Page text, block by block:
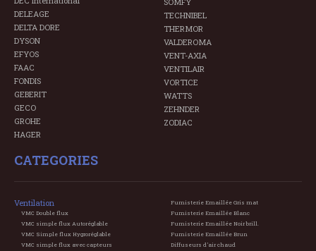
DELEAGE
DELTA DORE
DYSON
EFYOS
FAAC
FONDIS
GEBERIT
GECO
GROHE
HAGER
TECHNIBEL
THERMOR
VALDEROMA
VENT-AXIA
VENTILAIR
VORTICE
WATTS
ZEHNDER
ZODIAC
CATEGORIES
Ventilation
VMC Double flux
VMC simple flux Autoréglable
VMC Simple flux Hygroréglable
VMC simple flux avec capteurs
Fumisterie Emaillée Gris mat
Fumisterie Emaillée Blanc
Fumisterie Emaillée Noir brill.
Fumisterie Emaillée Brun
Diffuseurs d'air chaud